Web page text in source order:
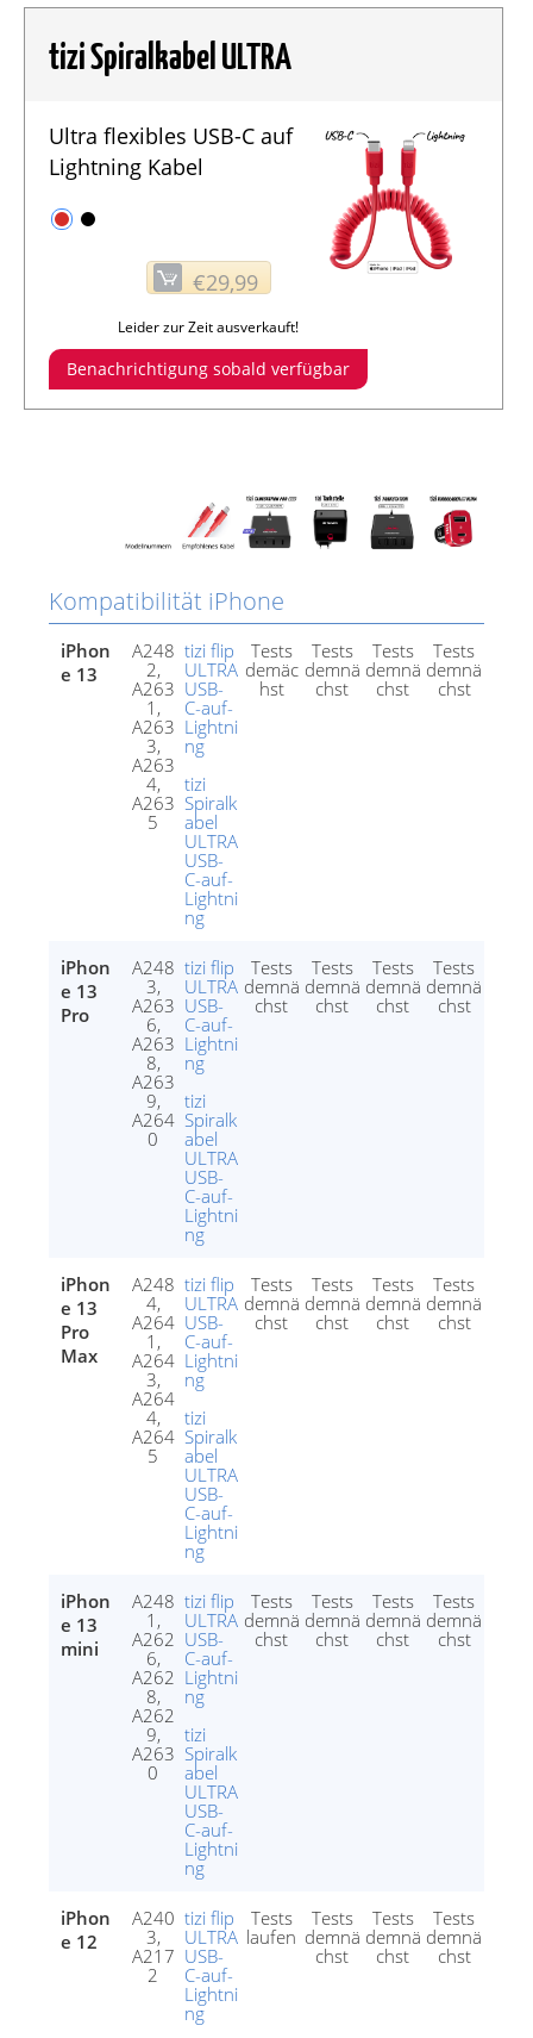
tizi Spiralkabel ULTRA
Ultra flexibles USB-C auf
Lightning Kabel
€29,99
Leider zur Zeit ausverkauft!
Benachrichtigung sobald verfügbar
Kompatibilität iPhone
iPhon
e 13
A248
2,
A263
1,
A263
3,
A263
4,
A263
5
tizi flip
ULTRA
USB-
C-auf-
Lightni
ng
tizi
Spiralk
abel
ULTRA
USB-
C-auf-
Lightni
ng
Tests
demäc
hst
Tests
demnä
chst
Tests
demnä
chst
Tests
demnä
chst
iPhon
e 13
Pro
A248
3,
A263
6,
A263
8,
A263
9,
A264
0
tizi flip
ULTRA
USB-
C-auf-
Lightni
ng
tizi
Spiralk
abel
ULTRA
USB-
C-auf-
Lightni
ng
Tests
demnä
chst
Tests
demnä
chst
Tests
demnä
chst
Tests
demnä
chst
iPhon
e 13
Pro
Max
A248
4,
A264
1,
A264
3,
A264
4,
A264
5
tizi flip
ULTRA
USB-
C-auf-
Lightni
ng
tizi
Spiralk
abel
ULTRA
USB-
C-auf-
Lightni
ng
Tests
demnä
chst
Tests
demnä
chst
Tests
demnä
chst
Tests
demnä
chst
iPhon
e 13
mini
A248
1,
A262
6,
A262
8,
A262
9,
A263
0
tizi flip
ULTRA
USB-
C-auf-
Lightni
ng
tizi
Spiralk
abel
ULTRA
USB-
C-auf-
Lightni
ng
Tests
demnä
chst
Tests
demnä
chst
Tests
demnä
chst
Tests
demnä
chst
iPhon
e 12
A240
3,
A217
2
tizi flip
ULTRA
USB-
C-auf-
Lightni
ng
Tests
laufen
Tests
demnä
chst
Tests
demnä
chst
Tests
demnä
chst